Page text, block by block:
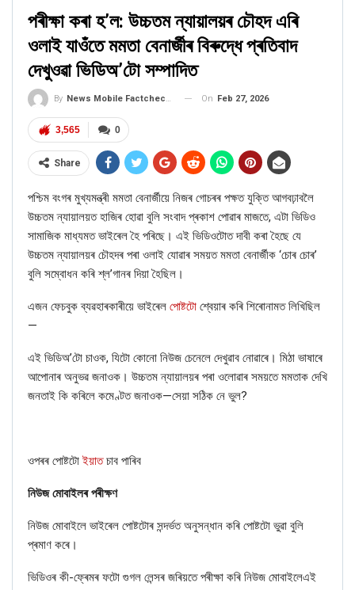
পৰীক্ষা কৰা হ’ল: বিশ্ববিদ্যালয় অনুদান আয়োগ বা UGC নিয়মাৱলী সন্দৰ্ভত প্ৰধানমন্ত্ৰী
মোডীৰ মন্তব্য বুলি দাবী কৰা গ্ৰাফিকটো…
Feb 20, 2026
আৰু অধিক অনুসন্ধানত আমি আন এটা ইউটিউব
চেনেলত ২০২০ৰ ১৫
ফেব্ৰুৱাৰীত একেটা ভিডিও আপলোড কৰা দেখিলো। বিৱৰণিত লিখা আছে-
শিয়ালকোটৰ সদৰ আৰক্ষী থানাৰ এজন ভণ্ড পীৰ বাবাই ভক্তৰ হৈ আৰধনা
কৰিবলৈ ৪০ দিনৰ বাবে কবৰলৈ গৈছিল। তেঁওক কবৰৰ পৰা উলিয়াই অনাৰ দৃশ্য
ইয়াত আছে।
ফেব্ৰুৱাৰীত আপলোড কৰা দেখা পালো। ভিডিওটোৰ বিৱৰণিত আছে- “এক্স্লুছিভ!!
ভণ্ড পীৰৰ ঘৰ কবৰত।”
বহুকেইটা পাকিস্তানী সংবাদ মাধ্যমত ২০২০ৰ ফেব্ৰুৱাৰীত একেটা ভিডিও প্ৰচাৰ
পৰীক্ষা কৰা হ’ল: উচ্চতম ন্যায়ালয়ৰ চৌহদ এৰি
ওলাই যাওঁতে মমতা বেনাৰ্জীৰ বিৰুদ্ধে প্ৰতিবাদ
দেখুওৱা ভিডিঅ’টো সম্পাদিত
By News Mobile Factcheck Bureau On Feb 27, 2026
0
3,565
Share
পশ্চিম বংগৰ মুখ্যমন্ত্ৰী মমতা বেনাৰ্জীয়ে নিজৰ গোচৰৰ পক্ষত যুক্তি আগবঢ়াবলৈ
উচ্চতম ন্যায়ালয়ত হাজিৰ হোৱা বুলি সংবাদ প্ৰকাশ পোৱাৰ মাজতে, এটা ভিডিও
সামাজিক মাধ্যমত ভাইৰেল হৈ পৰিছে। এই ভিডিওটোত দাবী কৰা হৈছে যে
উচ্চতম ন্যায়ালয়ৰ চৌহদৰ পৰা ওলাই যোৱাৰ সময়ত মমতা বেনাৰ্জীক ‘চোৰ চোৰ’
বুলি সম্বোধন কৰি শ্ল’গানৰ দিয়া হৈছিল।
এজন ফেচবুক ব্যৱহাৰকাৰীয়ে ভাইৰেল পোষ্টটো শ্বেয়াৰ কৰি শিৰোনামত লিখিছিল
—
এই ভিডিঅ’টো চাওক, যিটো কোনো নিউজ চেনেলে দেখুৱাব নোৱাৰে। মিঠা ভাষাৰে
আপোনাৰ অনুভৱ জনাওক। উচ্চতম ন্যায়ালয়ৰ পৰা ওলোৱাৰ সময়তে মমতাক দেখি
জনতাই কি কৰিলে কমেণ্টত জনাওক—সেয়া সঠিক নে ভুল?
ওপৰৰ পোষ্টটো ইয়াতচাব পাৰিব
নিউজ মোবাইলৰ পৰীক্ষণ
নিউজ মোবাইলে ভাইৰেল পোষ্টটোৰ সন্দৰ্ভত অনুসন্ধান কৰি পোষ্টটো ভুৱা বুলি
প্ৰমাণ কৰে।
ভিডিওৰ কী-ফ্ৰেমৰ ফটো গুগল লেন্সৰ জৰিয়তে পৰীক্ষা কৰি নিউজ মোবাইলেএই